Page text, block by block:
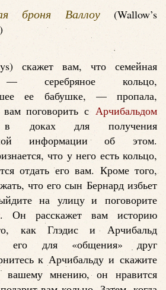
броня Валлоу(Wallow’s
скажет вам, что семейная
— серебряное кольцо,
ее бабушке, — пропала,
поговорить с Арчибальдом
в доках для получения
информации об этом.
что у него есть кольцо,
отдать его вам. Кроме того,
что его сын Бернард избьет
на улицу и поговорите
. Он расскажет вам историю
как Глэдис и Арчибальд
его для «общения» друг
к Арчибальду и скажите
мнению, он нравится